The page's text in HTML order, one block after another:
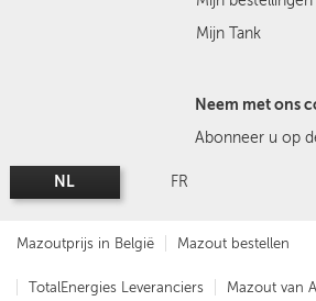
Mijn Tank
Neem met ons
Abonneer u op
NL FR
Mazoutprijs in België Mazout bestellen
TotalEnergies Leveranciers Mazout van